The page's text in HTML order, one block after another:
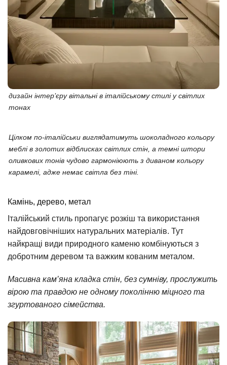
дизайн інтер’єру вітальні в італійському стилі у світлих
тонах
Цілком по-італійськи виглядатимуть шоколадного кольору
меблі в золотих відблисках світлих стін, а темні штори
оливкових тонів чудово гармоніюють з диваном кольору
карамелі, адже немає світла без тіні.
Камінь, дерево, метал
Італійський стиль пропагує розкіш та використання
найдовговічніших натуральних матеріалів. Тут
найкращі види природного каменю комбінуються з
добротним деревом та важким кованим металом.
Масивна кам’яна кладка стін, без сумніву, прослужить
вірою та правдою не одному поколінню міцного та
згуртованого сімейства.